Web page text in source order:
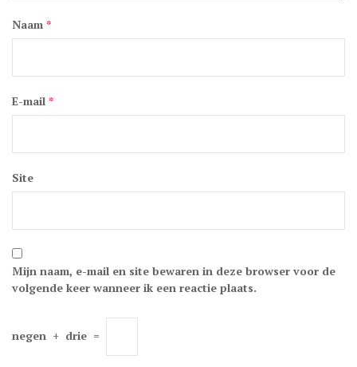
Naam *
E-mail *
Site
Mijn naam, e-mail en site bewaren in deze browser voor de
volgende keer wanneer ik een reactie plaats.
negen + drie =